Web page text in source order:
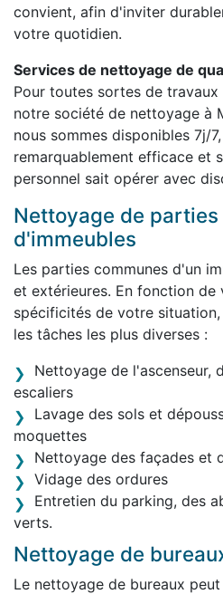
convient, afin d'inviter
votre quotidien.
Services de nettoyage de
Pour toutes sortes de
notre société de nettoyage à
nous sommes disponibles 7j/
remarquablement efficace et
personnel sait opérer avec
Nettoyage de parties
d'immeubles
Les parties communes d'un
et extérieures. En fonction de
spécificités de votre
les tâches les plus diverses :
Nettoyage de l'ascenseur,
escaliers
Lavage des sols et
moquettes
Nettoyage des façades et
Vidage des ordures
Entretien du parking, des
verts.
Nettoyage de
Le nettoyage de bureaux